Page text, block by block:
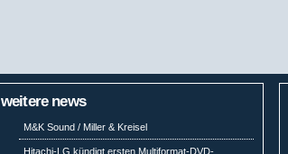
weitere news
M&K Sound / Miller & Kreisel
Hitachi-LG kündigt ersten Multiformat-DVD-